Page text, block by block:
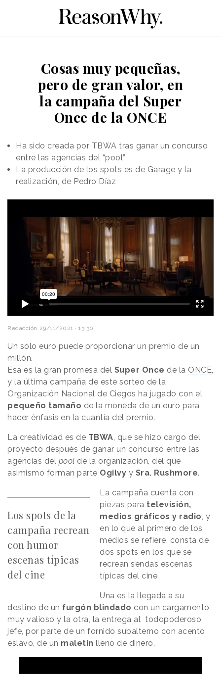
Cosas muy pequeñas,
pero de gran valor, en
la campaña del Super
Once de la ONCE
Ha sido creada por TBWA tras ganar un concurso
entre las agencias del “pool”
La producción de los spots es de Garage y la
realización, de Pedro Díaz
Redacción 29/11/2021 · 13:30
Un solo euro puede proporcionar un premio de un
millón.
Esa es la gran promesa del Super Once de la ONCE,
y la última campaña de este sorteo de la
Organización Nacional de Ciegos ha jugado con el
pequeño tamaño de la moneda de un euro para
hacer énfasis en la cuantía del premio.
La creatividad es de TBWA, que se hizo cargo del
proyecto después de ganar un concurso entre las
agencias del pool de la organización, del que
asimismo forman parte Ogilvy y Sra. Rushmore.
Los spots de la
campaña recrean
con humor
escenas típicas
del cine
La campaña cuenta con
piezas para televisión,
medios gráficos y radio, y
en lo que al primero de los
medios se refiere, consta de
dos spots en los que se
recrean sendas escenas
típicas del cine.
Una es la llegada a su
destino de un furgón blindado con un cargamento
muy valioso y la otra, la entrega al todopoderoso
jefe, por parte de un fornido subalterno con acento
eslavo, de un maletín lleno de dinero.